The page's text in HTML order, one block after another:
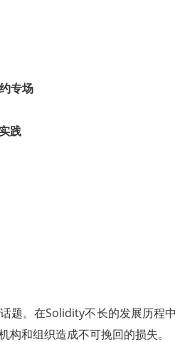
专场
践
题。在Solidity不长的发展历程
和组织造成不可挽回的损失。